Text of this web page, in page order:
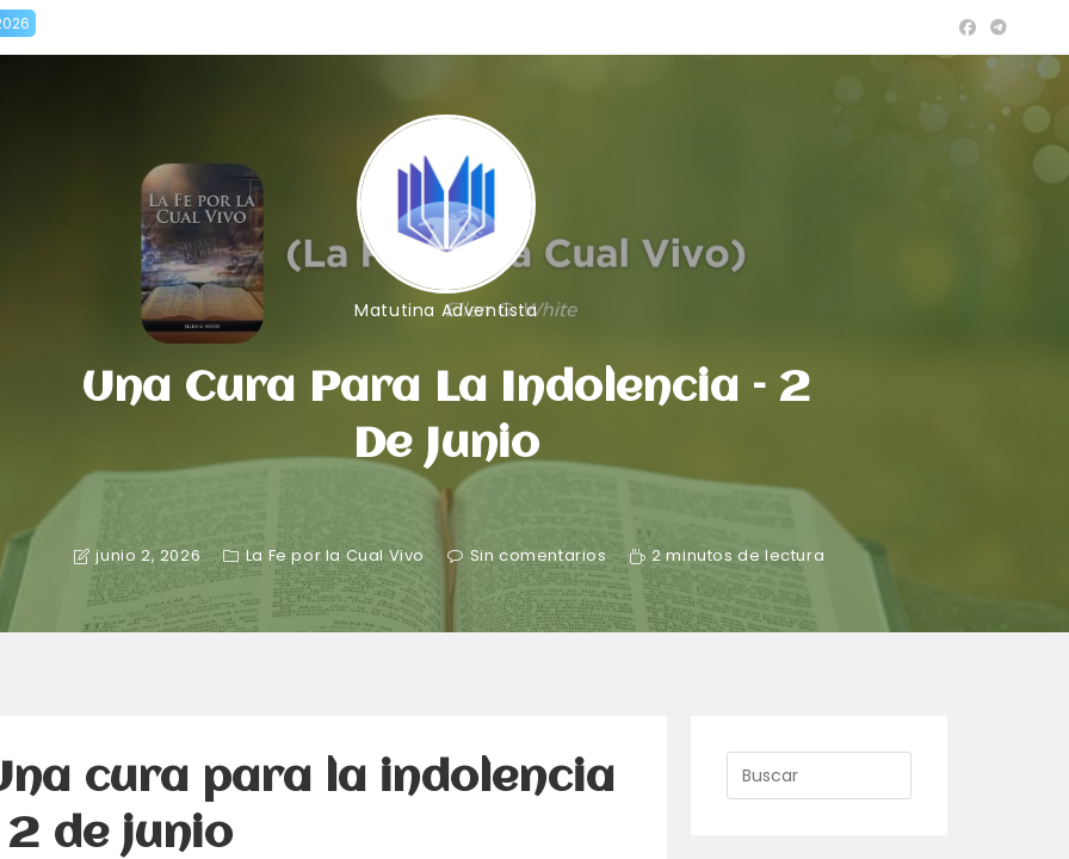
Matutina Adventista
Una Cura Para La Indolencia – 2
De Junio
junio 2, 2026 La Fe por la Cual Vivo Sin comentarios 2 minutos de lectura
cura para la indolencia
2 de junio